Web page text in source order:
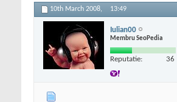
10th March 2008, 13:49
Iulian00
Membru SeoPedia
Reputatie: 36